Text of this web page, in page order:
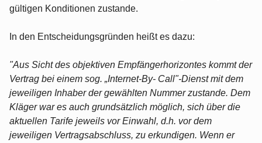
gültigen Konditionen zustande.
In den Entscheidungsgründen heißt es dazu:
"Aus Sicht des objektiven Empfängerhorizontes kommt der
Vertrag bei einem sog. „Internet-By- Call"-Dienst mit dem
jeweiligen Inhaber der gewählten Nummer zustande. Dem
Kläger war es auch grundsätzlich möglich, sich über die
aktuellen Tarife jeweils vor Einwahl, d.h. vor dem
jeweiligen Vertragsabschluss, zu erkundigen. Wenn er